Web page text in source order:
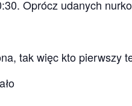
Oprócz udanych
tak więc kto pierwszy